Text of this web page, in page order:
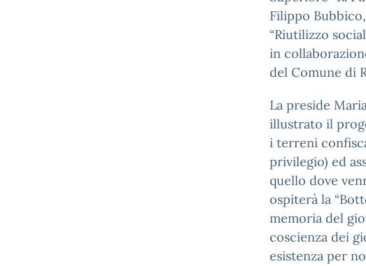
Filippo
“Riutilizzo
in
del Comune di
La preside
illustrato il
i terreni
privilegio) ed
quello dove
ospiterà la
memoria del
coscienza dei
esistenza per